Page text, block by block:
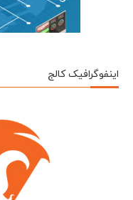
اینفوگرافیک کالج